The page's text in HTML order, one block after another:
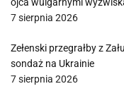
7 sierpnia 2026
Zełenski przegrałby z
sondaż na Ukrainie
7 sierpnia 2026